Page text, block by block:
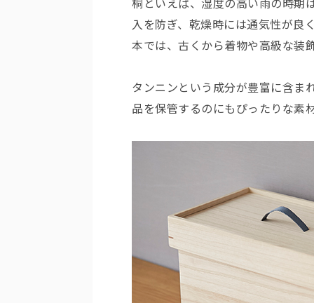
桐といえば、湿度の高い雨の時期
入を防ぎ、乾燥時には通気性が良
本では、古くから着物や高級な装
タンニンという成分が豊富に含ま
品を保管するのにもぴったりな素